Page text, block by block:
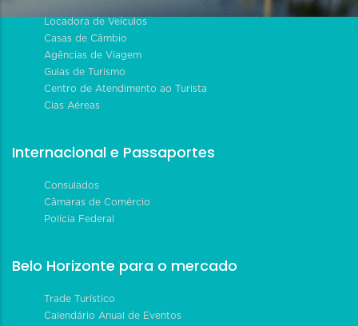
Locadora de Veículos
Casas de Câmbio
Agências de Viagem
Guias de Turismo
Centro de Atendimento ao Turista
Cias Aéreas
Internacional e Passaportes
Consulados
Câmaras de Comércio
Polícia Federal
Belo Horizonte para o mercado
Trade Turístico
Calendário Anual de Eventos